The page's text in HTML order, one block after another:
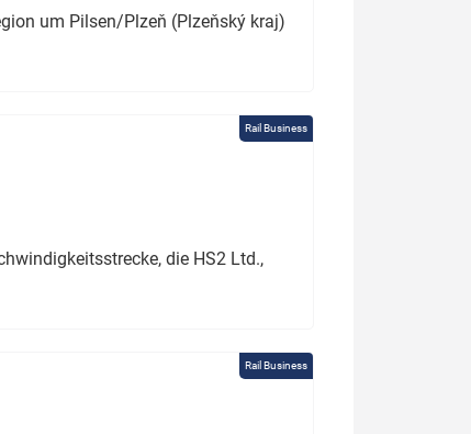
um Pilsen/Plzeň (Plzeňský kraj)
Rail Business
die HS2 Ltd.,
Rail Business